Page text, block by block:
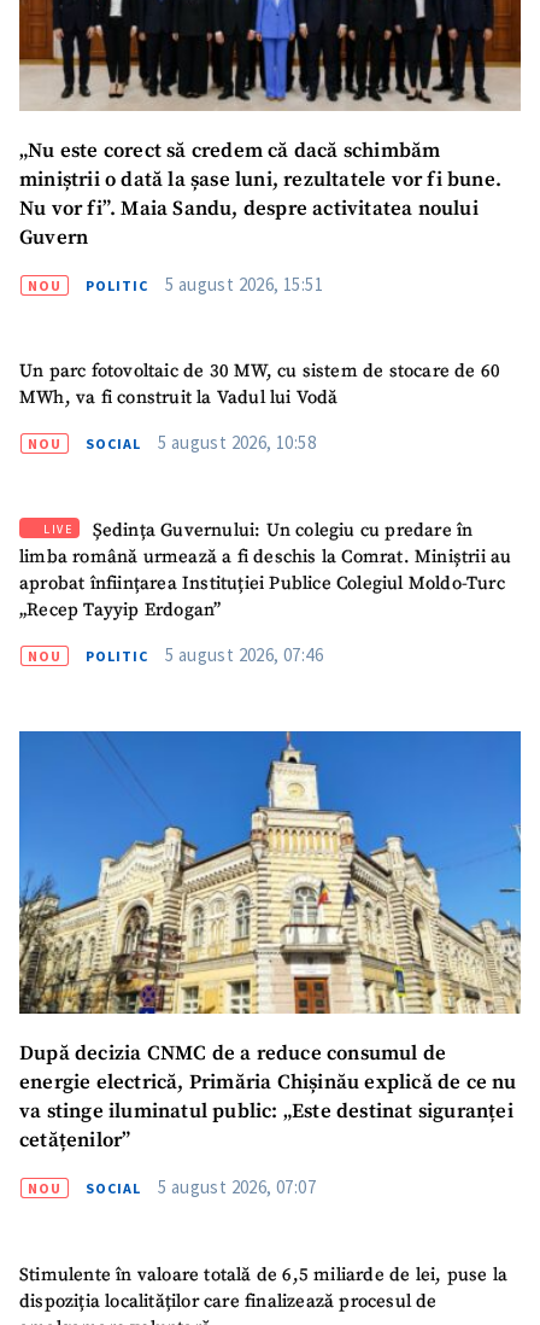
„Nu este corect să credem că dacă schimbăm
miniștrii o dată la șase luni, rezultatele vor fi bune.
Nu vor fi”. Maia Sandu, despre activitatea noului
Guvern
NOU POLITIC 5 august 2026, 15:51
Un parc fotovoltaic de 30 MW, cu sistem de stocare de 60
MWh, va fi construit la Vadul lui Vodă
NOU SOCIAL 5 august 2026, 10:58
LIVE
Ședința Guvernului: Un colegiu cu predare în
limba română urmează a fi deschis la Comrat. Miniștrii au
aprobat înființarea Instituției Publice Colegiul Moldo-Turc
„Recep Tayyip Erdogan”
NOU POLITIC 5 august 2026, 07:46
După decizia CNMC de a reduce consumul de
energie electrică, Primăria Chișinău explică de ce nu
va stinge iluminatul public: „Este destinat siguranței
cetățenilor”
NOU SOCIAL 5 august 2026, 07:07
Stimulente în valoare totală de 6,5 miliarde de lei, puse la
dispoziția localităților care finalizează procesul de